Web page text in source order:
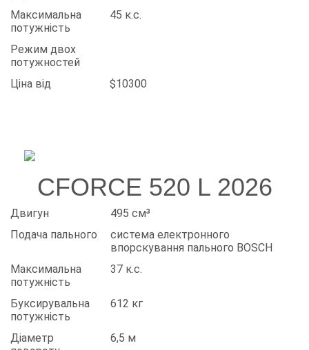
Максимальна
потужність
45 к.с.
Режим двох
потужностей
Ціна від
$10300
CFORCE 520 L 2026
Двигун
495 см³
Подача пального
система електронного
впорскування пального BOSCH
Максимальна
потужність
37 к.с.
Буксирувальна
потужність
612 кг
Діаметр
6,5 м